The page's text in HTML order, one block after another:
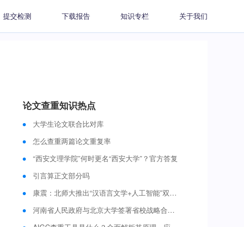
提交检测 下载报告 知识专栏 关于我们
论文查重知识热点
大学生论文联合比对库
怎么查重两篇论文重复率
“西安文理学院”何时更名“西安大学”？官方答复
引言算正文部分吗
康震：北师大推出“汉语言文学+人工智能”双学士学位培养项目 今年启动招生
河南省人民政府与北京大学签署省校战略合作框架协议